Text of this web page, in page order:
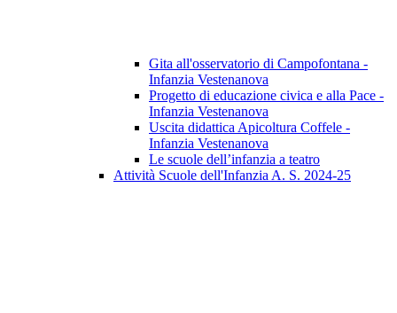
Gita all'osservatorio di Campofontana -
Infanzia Vestenanova
Progetto di educazione civica e alla Pace -
Infanzia Vestenanova
Uscita didattica Apicoltura Coffele -
Infanzia Vestenanova
Le scuole dell’infanzia a teatro
Attività Scuole dell'Infanzia A. S. 2024-25